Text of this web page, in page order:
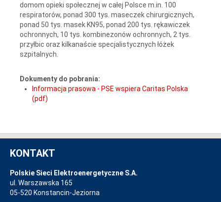
domom opieki społecznej w całej Polsce m.in. 100
respiratorów, ponad 300 tys. maseczek chirurgicznych,
ponad 50 tys. masek KN95, ponad 200 tys. rękawiczek
ochronnych, 10 tys. kombinezonów ochronnych, 2 tys.
przyłbic oraz kilkanaście specjalistycznych łóżek
szpitalnych.
Dokumenty do pobrania:
Informacja prasowa - PSE wspiera Caritas Polska
(pdf)
KONTAKT
Polskie Sieci Elektroenergetyczne S.A.
ul. Warszawska 165
05-520 Konstancin-Jeziorna